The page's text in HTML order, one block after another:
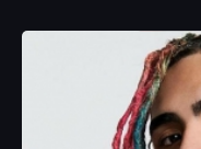
Tiesto, Quintino,
Après plusieurs
DVBBS, a sorti le
meilleure